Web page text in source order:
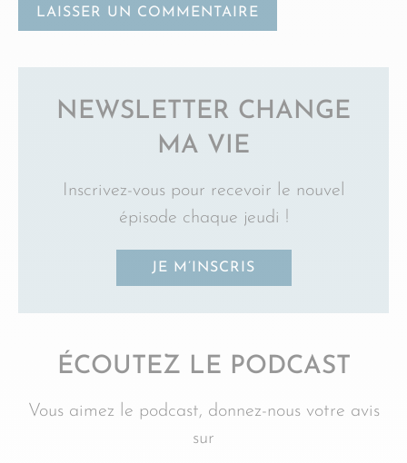
NEWSLETTER CHANGE
MA VIE
Inscrivez-vous pour recevoir le nouvel
épisode chaque jeudi !
JE M’INSCRIS
ÉCOUTEZ LE PODCAST
Vous aimez le podcast, donnez-nous votre avis
sur